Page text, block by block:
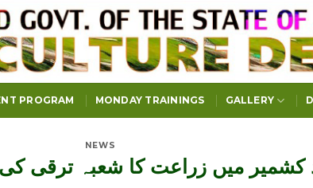
PROGRAM MONDAY TRAININGS GALLERY
NEWS
کشمیر میں زراعت کا شعبہ ترقی